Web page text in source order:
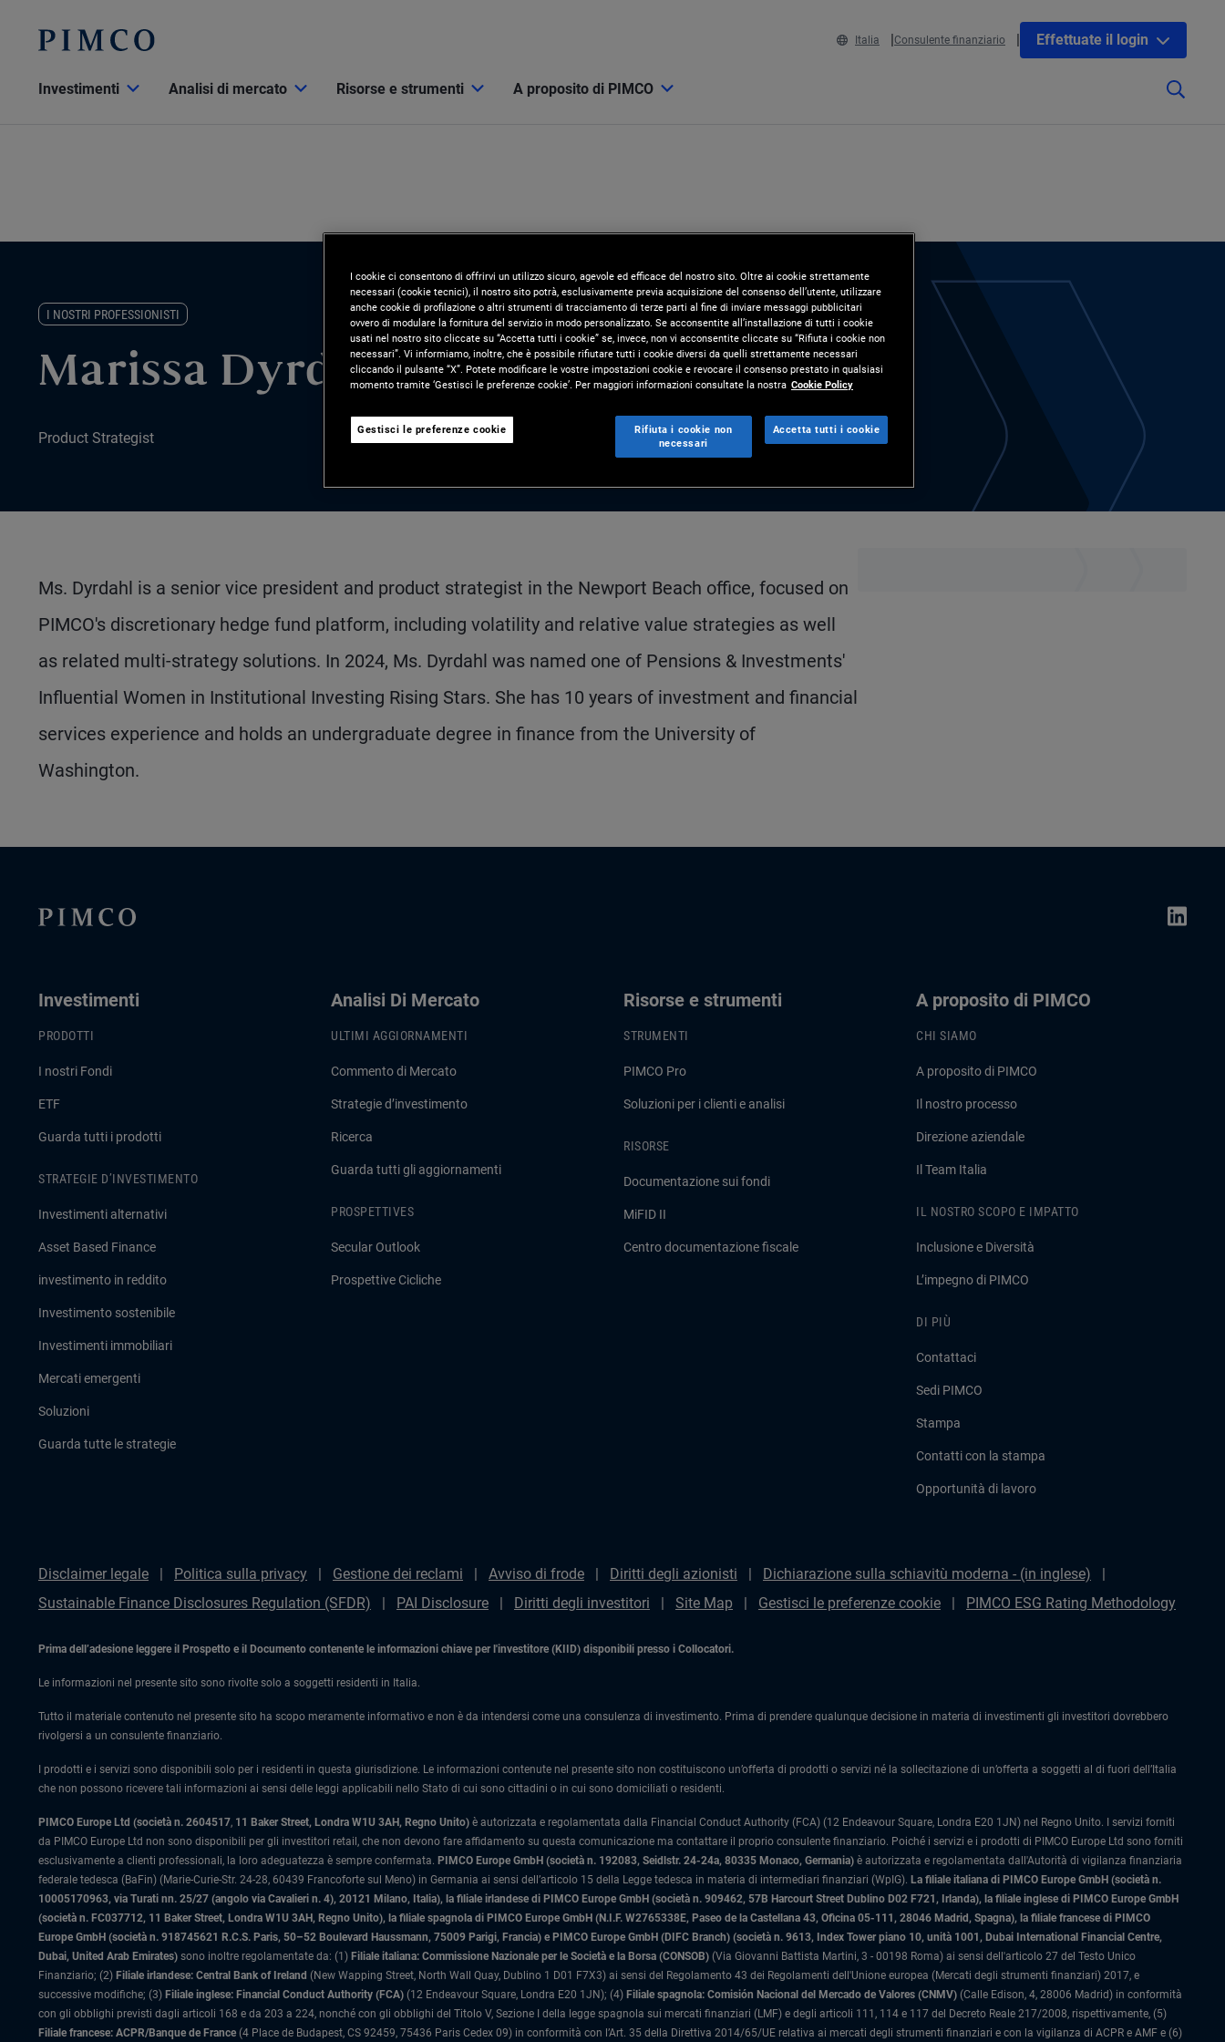
Italia Consulente finanziario Effettuate il login
Investimenti Analisi di mercato Risorse e strumenti A proposito di PIMCO
I NOSTRI PROFESSIONISTI
Marissa Dyrdahl
Product Strategist
Ms. Dyrdahl is a senior vice president and product strategist in the Newport Beach office, focused on
PIMCO's discretionary hedge fund platform, including volatility and relative value strategies as well
as related multi-strategy solutions. In 2024, Ms. Dyrdahl was named one of Pensions & Investments'
Influential Women in Institutional Investing Rising Stars. She has 10 years of investment and financial
services experience and holds an undergraduate degree in finance from the University of
Washington.
Investimenti
PRODOTTI
I nostri Fondi
ETF
Guarda tutti i prodotti
STRATEGIE D’INVESTIMENTO
Investimenti alternativi
Asset Based Finance
investimento in reddito
Investimento sostenibile
Investimenti immobiliari
Mercati emergenti
Soluzioni
Guarda tutte le strategie
Analisi Di Mercato
ULTIMI AGGIORNAMENTI
Commento di Mercato
Strategie d’investimento
Ricerca
Guarda tutti gli aggiornamenti
PROSPETTIVES
Secular Outlook
Prospettive Cicliche
Risorse e strumenti
STRUMENTI
PIMCO Pro
Soluzioni per i clienti e analisi
RISORSE
Documentazione sui fondi
MiFID II
Centro documentazione fiscale
A proposito di PIMCO
CHI SIAMO
A proposito di PIMCO
Il nostro processo
Direzione aziendale
Il Team Italia
IL NOSTRO SCOPO E IMPATTO
Inclusione e Diversità
L’impegno di PIMCO
DI PIÙ
Contattaci
Sedi PIMCO
Stampa
Contatti con la stampa
Opportunità di lavoro
Disclaimer legale Politica sulla privacy Gestione dei reclami Avviso di frode Diritti degli azionisti
Dichiarazione sulla schiavitù moderna - (in inglese)
Sustainable Finance Disclosures Regulation (SFDR)
PAI Disclosure Diritti degli investitori Site Map Gestisci le preferenze cookie PIMCO ESG Rating Methodology
Prima dell’adesione leggere il Prospetto e il Documento contenente le informazioni chiave per l'investitore (KIID) disponibili presso i Collocatori.
Le informazioni nel presente sito sono rivolte solo a soggetti residenti in Italia.
Tutto il materiale contenuto nel presente sito ha scopo meramente informativo e non è da intendersi come una consulenza di investimento. Prima di prendere qualunque decisione in materia di investimenti gli investitori dovrebbero
rivolgersi a un consulente finanziario.
I prodotti e i servizi sono disponibili solo per i residenti in questa giurisdizione. Le informazioni contenute nel presente sito non costituiscono un’offerta di prodotti o servizi né la sollecitazione di un’offerta a soggetti al di fuori dell’Italia
che non possono ricevere tali informazioni ai sensi delle leggi applicabili nello Stato di cui sono cittadini o in cui sono domiciliati o residenti.
PIMCO Europe Ltd (società n. 2604517, 11 Baker Street, Londra W1U 3AH, Regno Unito) è autorizzata e regolamentata dalla Financial Conduct Authority (FCA) (12 Endeavour Square, Londra E20 1JN) nel Regno Unito. I servizi forniti
da PIMCO Europe Ltd non sono disponibili per gli investitori retail, che non devono fare affidamento su questa comunicazione ma contattare il proprio consulente finanziario. Poiché i servizi e i prodotti di PIMCO Europe Ltd sono forniti
esclusivamente a clienti professionali, la loro adeguatezza è sempre confermata. PIMCO Europe GmbH (società n. 192083, Seidlstr. 24-24a, 80335 Monaco, Germania) è autorizzata e regolamentata dall'Autorità di vigilanza finanziaria
federale tedesca (BaFin) (Marie-Curie-Str. 24-28, 60439 Francoforte sul Meno) in Germania ai sensi dell’articolo 15 della Legge tedesca in materia di intermediari finanziari (WpIG). La filiale italiana di PIMCO Europe GmbH (società n.
10005170963, via Turati nn. 25/27 (angolo via Cavalieri n. 4), 20121 Milano, Italia), la filiale irlandese di PIMCO Europe GmbH (società n. 909462, 57B Harcourt Street Dublino D02 F721, Irlanda), la filiale inglese di PIMCO Europe GmbH
(società n. FC037712, 11 Baker Street, Londra W1U 3AH, Regno Unito), la filiale spagnola di PIMCO Europe GmbH (N.I.F. W2765338E, Paseo de la Castellana 43, Oficina 05-111, 28046 Madrid, Spagna), la filiale francese di PIMCO
Europe GmbH (società n. 918745621 R.C.S. Paris, 50–52 Boulevard Haussmann, 75009 Parigi, Francia) e PIMCO Europe GmbH (DIFC Branch) (società n. 9613, Index Tower piano 10, unità 1001, Dubai International Financial Centre,
Dubai, United Arab Emirates) sono inoltre regolamentate da: (1) Filiale italiana: Commissione Nazionale per le Società e la Borsa (CONSOB) (Via Giovanni Battista Martini, 3 - 00198 Roma) ai sensi dell'articolo 27 del Testo Unico
Finanziario; (2) Filiale irlandese: Central Bank of Ireland (New Wapping Street, North Wall Quay, Dublino 1 D01 F7X3) ai sensi del Regolamento 43 dei Regolamenti dell'Unione europea (Mercati degli strumenti finanziari) 2017, e
successive modifiche; (3) Filiale inglese: Financial Conduct Authority (FCA) (12 Endeavour Square, Londra E20 1JN); (4) Filiale spagnola: Comisión Nacional del Mercado de Valores (CNMV) (Calle Edison, 4, 28006 Madrid) in conformità
con gli obblighi previsti dagli articoli 168 e da 203 a 224, nonché con gli obblighi del Titolo V, Sezione I della legge spagnola sui mercati finanziari (LMF) e degli articoli 111, 114 e 117 del Decreto Reale 217/2008, rispettivamente, (5)
Filiale francese: ACPR/Banque de France (4 Place de Budapest, CS 92459, 75436 Paris Cedex 09) in conformità con l’Art. 35 della Direttiva 2014/65/UE relativa ai mercati degli strumenti finanziari e con la vigilanza di ACPR e AMF e (6)
I cookie ci consentono di offrirvi un utilizzo sicuro, agevole ed efficace del nostro sito. Oltre ai cookie strettamente
necessari (cookie tecnici), il nostro sito potrà, esclusivamente previa acquisizione del consenso dell’utente, utilizzare
anche cookie di profilazione o altri strumenti di tracciamento di terze parti al fine di inviare messaggi pubblicitari
ovvero di modulare la fornitura del servizio in modo personalizzato. Se acconsentite all’installazione di tutti i cookie
usati nel nostro sito cliccate su “Accetta tutti i cookie” se, invece, non vi acconsentite cliccate su “Rifiuta i cookie non
necessari”. Vi informiamo, inoltre, che è possibile rifiutare tutti i cookie diversi da quelli strettamente necessari
cliccando il pulsante “X”. Potete modificare le vostre impostazioni cookie e revocare il consenso prestato in qualsiasi
momento tramite ‘Gestisci le preferenze cookie’. Per maggiori informazioni consultate la nostra Cookie Policy
Gestisci le preferenze cookie
Rifiuta i cookie non
necessari
Accetta tutti i cookie